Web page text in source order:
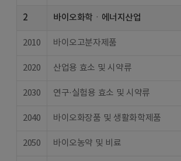
2 바이오화학ㆍ에너지산업
2010 바이오고분자제품
2020 산업용 효소 및 시약류
2030 연구·실험용 효소 및 시약류
2040 바이오화장품 및 생활화학제품
2050 바이오농약 및 비료